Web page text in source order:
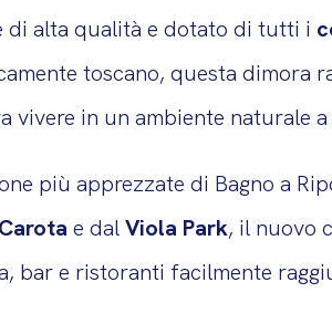
alta qualità e dotato di tutti i
toscano, questa
vivere in un ambiente naturale
più apprezzate di Bagno a
e dalViola Park, il nuovo
bar e ristoranti facilmente